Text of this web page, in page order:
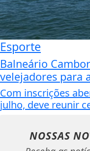
Esporte
Balneário
velejadores para
Com inscrições
julho, deve reunir
NOSSAS